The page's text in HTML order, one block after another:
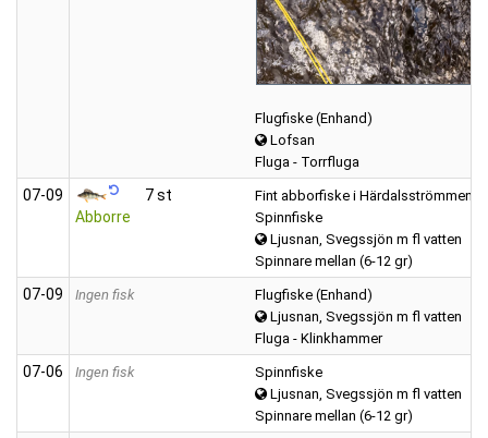
Flugfiske (Enhand)
Lofsan
Fluga - Torrfluga
07‑09
Abborre
7 st
Fint abborfiske i Härdalsströmmen.
Spinnfiske
Ljusnan, Svegssjön m fl vatten
Spinnare mellan (6-12 gr)
07‑09 Ingen fisk
Flugfiske (Enhand)
Ljusnan, Svegssjön m fl vatten
Fluga - Klinkhammer
07‑06 Ingen fisk
Spinnfiske
Ljusnan, Svegssjön m fl vatten
Spinnare mellan (6-12 gr)